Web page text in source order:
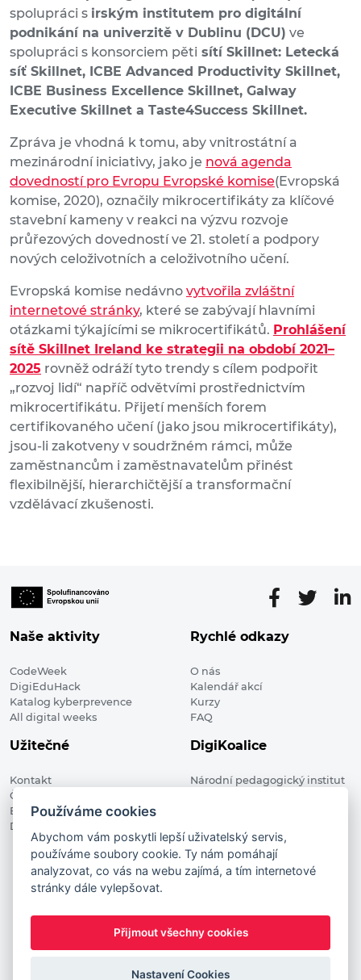
spolupráci s irským institutem pro digitální
podnikání na univerzitě v Dublinu (DCU) ve
spolupráci s konsorciem pěti sítí Skillnet: Letecká
síť Skillnet, ICBE Advanced Productivity Skillnet,
ICBE Business Excellence Skillnet, Galway
Executive Skillnet a Taste4Success Skillnet.
Zpráva je vhodná k tomu, aby vnitrostátní a
mezinárodní iniciativy, jako je nová agenda
dovedností pro Evropu Evropské komise(Evropská
komise, 2020), označily mikrocertifikáty za klíčové
stavební kameny v reakci na výzvu rozvoje
průřezových dovedností ve 21. století a podpory
nových celoživotních a celoživotního učení.
Evropská komise nedávno vytvořila zvláštní
internetové stránky, které se zabývají hlavními
otázkami týkajícími se mikrocertifikátů. Prohlášení
sítě Skillnet Ireland ke strategii na období 2021–
2025 rovněž odráží tyto trendy s cílem podpořit
„rozvoj lidí“ napříč odvětvími prostřednictvím
mikrocertifikátu. Přijetí menších forem
certifikovaného učení (jako jsou mikrocertifikáty),
jsou-li zakotveny v soudržném rámci, může
zaměstnancům i zaměstnavatelům přinést
flexibilnější, hierarchičtější a transformační
vzdělávací zkušenosti.
Naše aktivity
CodeWeek
DigiEduHack
Katalog kyberprevence
All digital weeks
Rychlé odkazy
O nás
Kalendář akcí
Kurzy
FAQ
Užitečné
Kontakt
Členské organizace
Blog
Digitalizace ve vzdělávání
DigiKoalice
Národní pedagogický institut
DigiKoalice 2021. All rights reserved
Vstup do administrace
This project has received funding from the European
Commission Innovation and Networks Executive Agency (now
Commission and the European Commission is not responsible
Používáme cookies
Abychom vám poskytli lepší uživatelský servis,
používáme soubory cookie. Ty nám pomáhají
analyzovat, co vás na webu zajímá, a tím internetové
stránky dále vylepšovat.
Přijmout všechny cookies
Nastavení Cookies